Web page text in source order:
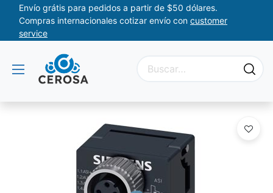
Envío grátis para pedidos a partir de $50 dólares.
Compras internacionales cotizar envío con customer
service